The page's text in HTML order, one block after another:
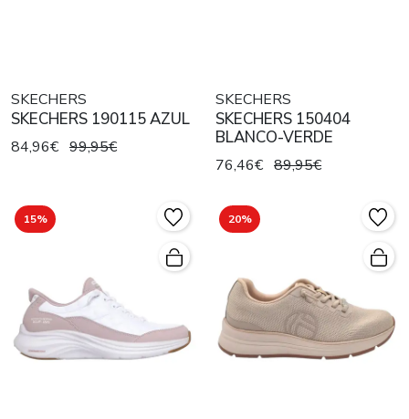
SKECHERS
SKECHERS 190115 AZUL
84,96€ 99,95€
SKECHERS
SKECHERS 150404
BLANCO-VERDE
76,46€ 89,95€
15% 20%